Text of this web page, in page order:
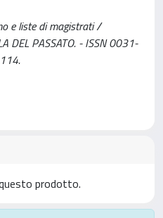
e liste di magistrati /
DEL PASSATO. - ISSN 0031-
prodotto.